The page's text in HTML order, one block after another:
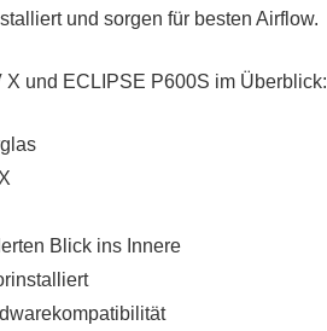
und sorgen für besten Airflow.
und ECLIPSE P600S im Überblick:
Blick ins Innere